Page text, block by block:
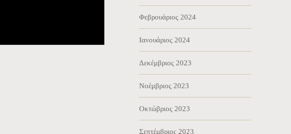
Φεβρουάριος 2024
Ιανουάριος 2024
Δεκέμβριος 2023
Νοέμβριος 2023
Οκτώβριος 2023
Σεπτέμβριος 2023